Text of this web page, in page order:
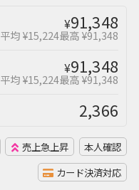
¥91,348
平均 ¥15,224最高 ¥91,348
¥91,348
平均 ¥15,224最高 ¥91,348
2,366
売上急上昇
本人確認
カード決済対応